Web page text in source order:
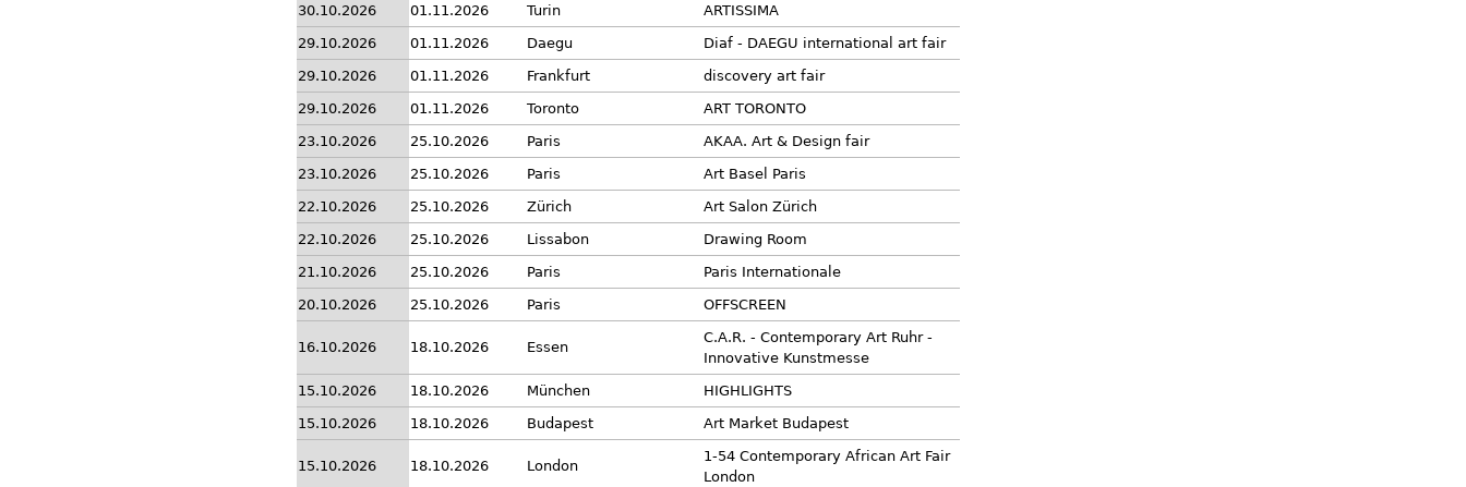
30.10.2026
01.11.2026 Turin
ARTISSIMA
29.10.2026
01.11.2026 Daegu
Diaf - DAEGU international art fair
29.10.2026
01.11.2026 Frankfurt
discovery art fair
29.10.2026
01.11.2026 Toronto
ART TORONTO
23.10.2026
25.10.2026 Paris
AKAA. Art & Design fair
23.10.2026
25.10.2026 Paris
Art Basel Paris
22.10.2026
25.10.2026 Zürich
Art Salon Zürich
22.10.2026
25.10.2026 Lissabon
Drawing Room
21.10.2026
25.10.2026 Paris
Paris Internationale
20.10.2026
25.10.2026 Paris OFFSCREEN
16.10.2026 18.10.2026 Essen
C.A.R. - Contemporary Art Ruhr -
Innovative Kunstmesse
15.10.2026
18.10.2026 München
HIGHLIGHTS
15.10.2026
18.10.2026 Budapest Art Market Budapest
15.10.2026 18.10.2026 London
1-54 Contemporary African Art Fair
London